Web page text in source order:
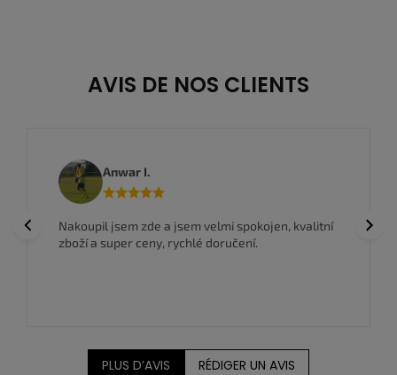
AVIS DE NOS CLIENTS
Previous
Anwar I.
Nakoupil jsem zde a jsem velmi spokojen, kvalitní
zboží a super ceny, rychlé doručení.
Next
PLUS D’AVIS RÉDIGER UN AVIS